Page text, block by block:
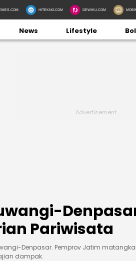
HITEKNO.COM DEWIKU.COM
News Lifestyle
Pariwisata
Denpasar. Pemprov Jatim
dampak.